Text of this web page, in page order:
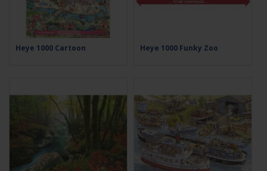
Heye 1000 Cartoon Heye 1000 Funky Zoo